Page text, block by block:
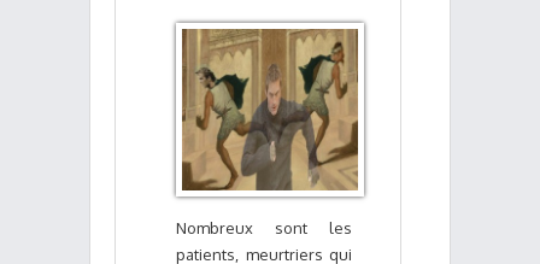
Nombreux sont les
patients, meurtriers qui